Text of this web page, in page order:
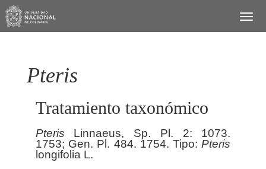
Pteris
Tratamiento taxonómico
Pteris Linnaeus, Sp. Pl. 2: 1073.
1753; Gen. Pl. 484. 1754. Tipo:Pteris
longifolia L.